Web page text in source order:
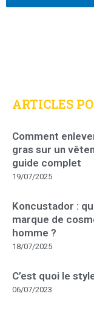
ARTICLES
Comment
gras sur un
guide complet
19/07/2025
Koncustador :
marque de
homme ?
18/07/2025
C’est quoi le
06/07/2023